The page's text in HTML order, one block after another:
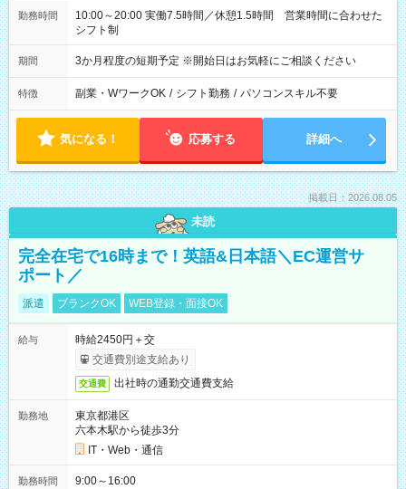
勤務時間
10:00～20:00 実働7.5時間／休憩1.5時間 営業時間に合わせた
シフト制
期間 3か月程度の短期予定 ※開始日はお気軽にご相談ください
特徴 副業・WワークOK / シフト勤務 / パソコンスキル不要
気になる！ 応募する 詳細へ
掲載日：2026.08.05
未読
完全在宅で16時まで！英語&日本語＼EC運営サ
ポート／
派遣 ブランクOK WEB登録・面接OK
給与
時給2450円＋交
交通費別途支給あり
交通費 出社時の通勤交通費支給
勤務地
東京都港区
六本木駅から徒歩3分
IT・Web・通信
勤務時間 9:00～16:00